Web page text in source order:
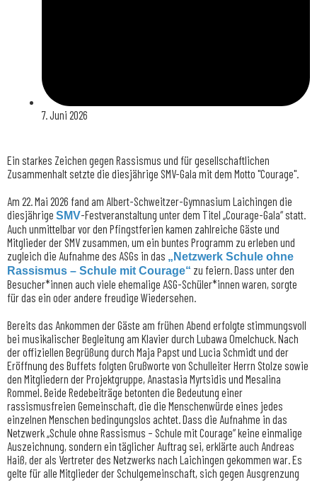
7. Juni 2026
Ein starkes Zeichen gegen Rassismus und für gesellschaftlichen
Zusammenhalt setzte die diesjährige SMV-Gala mit dem Motto "Courage".
Am 22. Mai 2026 fand am Albert-Schweitzer-Gymnasium Laichingen die
diesjährige SMV-Festveranstaltung unter dem Titel „Courage-Gala“ statt.
Auch unmittelbar vor den Pfingstferien kamen zahlreiche Gäste und
Mitglieder der SMV zusammen, um ein buntes Programm zu erleben und
zugleich die Aufnahme des ASGs in das „Netzwerk Schule ohne
Rassismus – Schule mit Courage“ zu feiern. Dass unter den
Besucher*innen auch viele ehemalige ASG-Schüler*innen waren, sorgte
für das ein oder andere freudige Wiedersehen.
Bereits das Ankommen der Gäste am frühen Abend erfolgte stimmungsvoll
bei musikalischer Begleitung am Klavier durch Lubawa Omelchuck. Nach
der offiziellen Begrüßung durch Maja Papst und Lucia Schmidt und der
Eröffnung des Buffets folgten Grußworte von Schulleiter Herrn Stolze sowie
den Mitgliedern der Projektgruppe, Anastasia Myrtsidis und Mesalina
Rommel. Beide Redebeiträge betonten die Bedeutung einer
rassismusfreien Gemeinschaft, die die Menschenwürde eines jedes
einzelnen Menschen bedingungslos achtet. Dass die Aufnahme in das
Netzwerk „Schule ohne Rassismus – Schule mit Courage“ keine einmalige
Auszeichnung, sondern ein täglicher Auftrag sei, erklärte auch Andreas
Haiß, der als Vertreter des Netzwerks nach Laichingen gekommen war. Es
gelte für alle Mitglieder der Schulgemeinschaft, sich gegen Ausgrenzung